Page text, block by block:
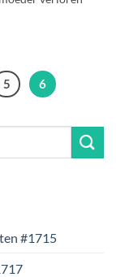
5 6
#1715